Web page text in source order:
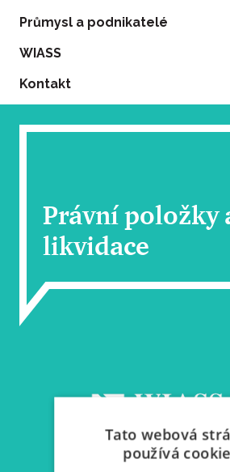
Průmysl a podnikatelé
WIASS
Kontakt
Právní položky
likvidace
Hlášení škodných
Tato webová
používá